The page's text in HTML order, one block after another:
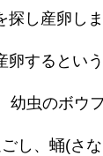
し産卵しま
するとい
虫のボウ
し、蛹(さ